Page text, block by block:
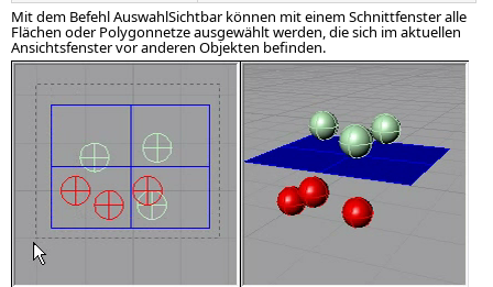
Mit dem Befehl AuswahlSichtbar können mit einem Schnittfenster alle
Flächen oder Polygonnetze ausgewählt werden, die sich im aktuellen
Ansichtsfenster vor anderen Objekten befinden.